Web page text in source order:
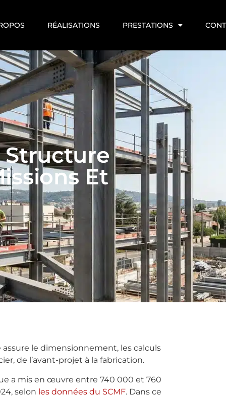
RÉALISATIONS PRESTATIONS
Structure
Et
le dimensionnement, les calculs
de l’avant-projet à la fabrication.
a mis en œuvre entre 740 000 et 760
selon les données du SCMF. Dans ce